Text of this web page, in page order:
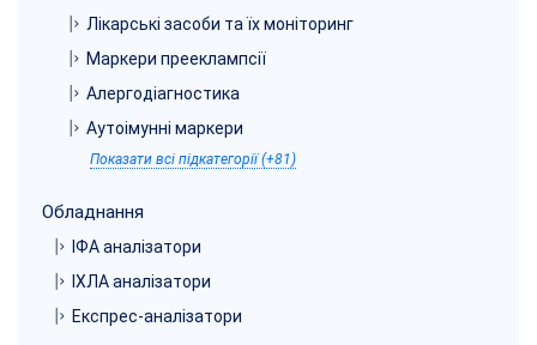
Лікарські засоби та їх моніторинг
Маркери прееклампсії
Алергодіагностика
Аутоімунні маркери
Показати всі підкатегорії (+81)
Обладнання
ІФА аналізатори
ІХЛА аналізатори
Експрес-аналізатори